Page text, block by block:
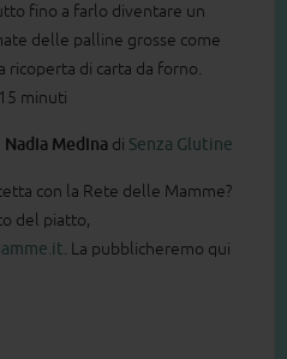
fino a farlo diventare un
delle palline grosse come
di carta da forno.
minuti
Nadia Medina di Senza Glutine
con la Rete delle Mamme?
del piatto,
. La pubblicheremo qui